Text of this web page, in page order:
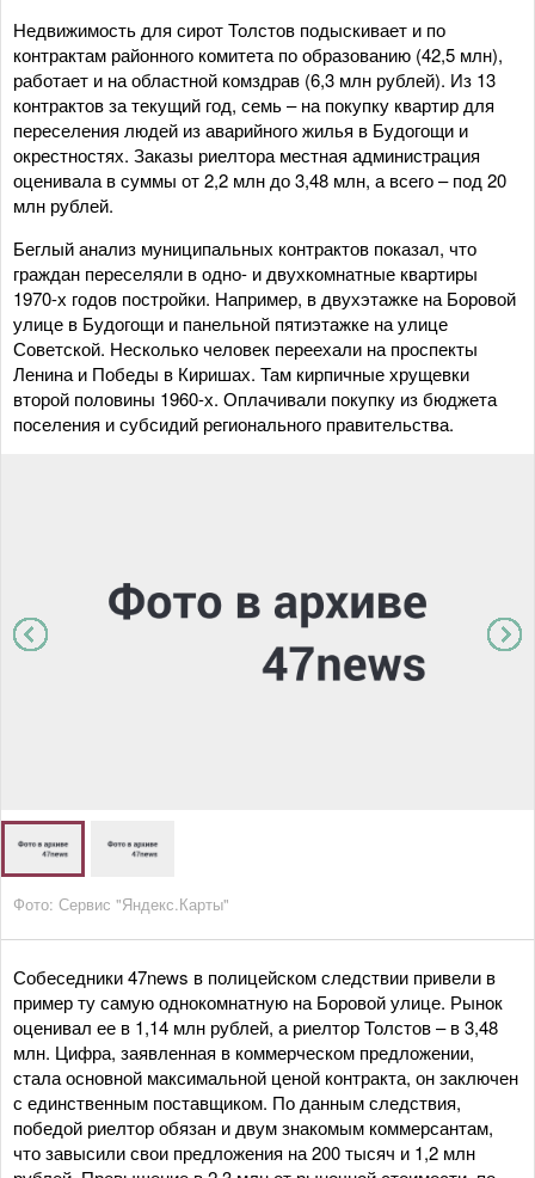
Недвижимость для сирот Толстов подыскивает и по
контрактам районного комитета по образованию (42,5 млн),
работает и на областной комздрав (6,3 млн рублей). Из 13
контрактов за текущий год, семь – на покупку квартир для
переселения людей из аварийного жилья в Будогощи и
окрестностях. Заказы риелтора местная администрация
оценивала в суммы от 2,2 млн до 3,48 млн, а всего – под 20
млн рублей.
Беглый анализ муниципальных контрактов показал, что
граждан переселяли в одно- и двухкомнатные квартиры
1970-х годов постройки. Например, в двухэтажке на Боровой
улице в Будогощи и панельной пятиэтажке на улице
Советской. Несколько человек переехали на проспекты
Ленина и Победы в Киришах. Там кирпичные хрущевки
второй половины 1960-х. Оплачивали покупку из бюджета
поселения и субсидий регионального правительства.
Фото: Сервис "Яндекс.Карты"
Собеседники 47news в полицейском следствии привели в
пример ту самую однокомнатную на Боровой улице. Рынок
оценивал ее в 1,14 млн рублей, а риелтор Толстов – в 3,48
млн. Цифра, заявленная в коммерческом предложении,
стала основной максимальной ценой контракта, он заключен
с единственным поставщиком. По данным следствия,
победой риелтор обязан и двум знакомым коммерсантам,
что завысили свои предложения на 200 тысяч и 1,2 млн